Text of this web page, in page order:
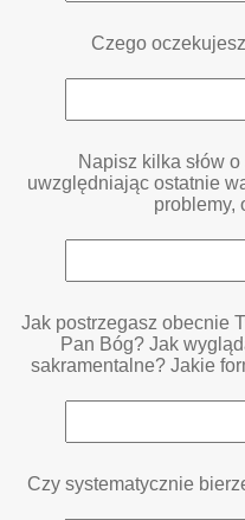
Czego
Napisz kilka słów
uwzględniając ostatnie
problemy,
Jak postrzegasz obecnie
Pan Bóg? Jak
sakramentalne? Jakie
Czy systematycznie